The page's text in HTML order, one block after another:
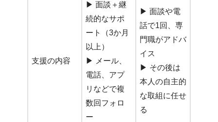
支援の内容
▶︎ 面談＋継
続的なサポ
ート（3か月
以上）
▶︎ メール、
電話、アプ
リなどで複
数回フォロ
ー
▶︎ 面談や電
話で1回、専
門職がアドバ
イス
▶︎ その後は
本人の自主的
な取組に任せ
る